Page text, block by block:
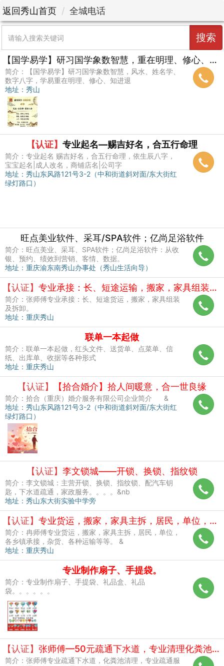
返回秀山首页 全城电话
搜索
【国学易学】研习国学象数智慧，重在明理、修心、知进退。
简介：【国学易学】研习国学象数智慧，风水、姓名学、
数字八字，学易重在明理、修心、知进退
地址：秀山
【认证】 专业起名—赐吉好名，合五行命理
简介：专业起名 赐吉好名，合五行命理，依生辰八字，
宝宝起名|成人改名，商铺店名|公司字
地址：秀山东风路121号3-2（中和街道斜对面/东大街红
绿灯路口）
旺点美业软件、采耳/SPA软件；亿尚足浴软件
简介：旺点美业、采耳、SPA软件；亿尚足浴软件：从收
银、预约、绩效到营销、客情、数据。
地址：重庆渝东南秀山办事处（秀山生活向导）
【认证】 专业承接：长、短途运输，搬家，家具组装及拆卸
简介：张师傅专业承接：长、短途货运，搬家，家具组装
及拆卸。
地址：重庆秀山
联单一本起做
简介：联单一本起做，红头文件、送货单、点菜单、信
纸、出库单、收据等各种形式
地址：重庆秀山
【认证】 【拾合婚介】拾人间暖意，合一世良缘
简介：拾合（重庆）婚介服务有限公司企业简介 &
地址：秀山东风路121号3-2（中和街道斜对面/东大街红
绿灯路口）
【认证】 李文锁城——开锁、换锁、指纹锁
简介：李文锁城：主营开锁、换锁、指纹锁、配汽车钥
匙，下水道疏通，家政服务。。。。&nb
地址：秀山东大街实验中学旁
【认证】 专业货运，搬家，家具主拆，居民，单位，各乡镇承接，杂货、各种
简介：冉师傅专业货运，搬家，家具主拆，居民，单位，
各乡镇承接，杂货、各种运输等等。 &
地址：重庆秀山
专业制作扇子、手提袋。
简介：专业制作扇子、手提袋、礼品盒、礼品
袋。。。。。。
【认证】 张师傅—50元疏通下水道，专业清理化粪池、防水、补漏
简介：张师傅专业疏通下水道，化粪池清理，专业疏通服